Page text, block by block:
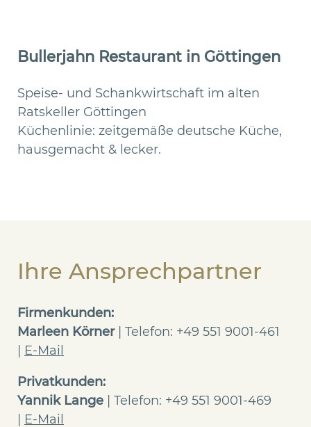
Bullerjahn Restaurant in Göttingen
Speise- und Schankwirtschaft im alten
Ratskeller Göttingen
Küchenlinie: zeitgemäße deutsche Küche,
hausgemacht & lecker.
Ihre Ansprechpartner
Firmenkunden:
Marleen Körner| Telefon: +49 551 9001-461
E-Mail
Privatkunden:
Yannik Lange | Telefon: +49 551 9001-469
E-Mail